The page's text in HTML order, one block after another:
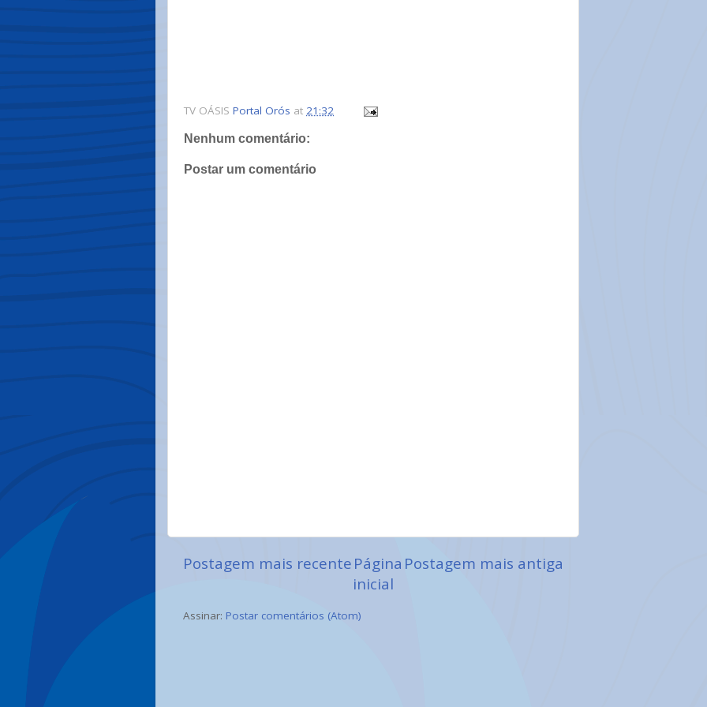
TV OÁSIS Portal Orós at 21:32
Nenhum comentário:
Postar um comentário
Postagem mais recente Postagem mais antiga
Página
inicial
Assinar: Postar comentários (Atom)